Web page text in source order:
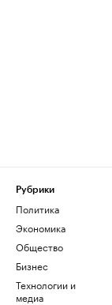
Рубрики
Политика
Экономика
Общество
Бизнес
Технологии и
медиа